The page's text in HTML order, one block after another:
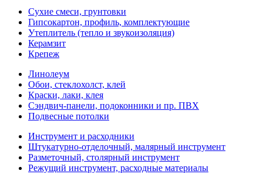
Сухие смеси, грунтовки
Гипсокартон, профиль, комплектующие
Утеплитель (тепло и звукоизоляция)
Керамзит
Крепеж
Линолеум
Обои, стеклохолст, клей
Краски, лаки, клея
Сэндвич-панели, подоконники и пр. ПВХ
Подвесные потолки
Инструмент и расходники
Штукатурно-отделочный, малярный инструмент
Разметочный, столярный инструмент
Режущий инструмент, расходные материалы